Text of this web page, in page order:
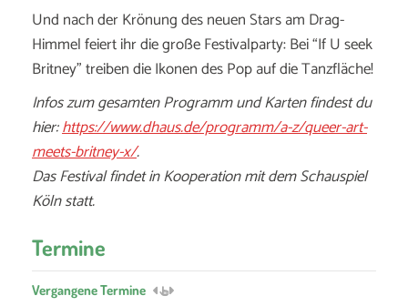
Und nach der Krönung des neuen Stars am Drag-
Himmel feiert ihr die große Festivalparty: Bei “If U seek
Britney” treiben die Ikonen des Pop auf die Tanzfläche!
Infos zum gesamten Programm und Karten findest du
hier:https://www.dhaus.de/programm/a-z/queer-art-
meets-britney-x/.
Das Festival findet in Kooperation mit dem Schauspiel
Köln statt.
Termine
Vergangene Termine